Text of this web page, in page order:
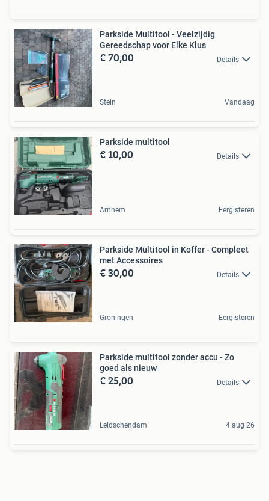
Parkside Multitool - Veelzijdig
Gereedschap voor Elke Klus
€ 70,00 Details
Stein Vandaag
Parkside multitool
€ 10,00 Details
Arnhem Eergisteren
Parkside Multitool in Koffer - Compleet
met Accessoires
€ 30,00 Details
Groningen Eergisteren
Parkside multitool zonder accu - Zo
goed als nieuw
€ 25,00 Details
Leidschendam 4 aug 26